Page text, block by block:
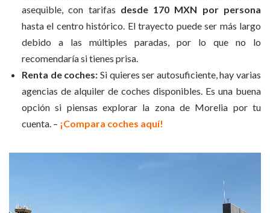
asequible, con tarifas desde 170 MXN por persona
hasta el centro histórico. El trayecto puede ser más largo
debido a las múltiples paradas, por lo que no lo
recomendaría si tienes prisa.
Renta de coches: Si quieres ser autosuficiente, hay varias
agencias de alquiler de coches disponibles. Es una buena
opción si piensas explorar la zona de Morelia por tu
cuenta. – ¡Compara coches aquí!